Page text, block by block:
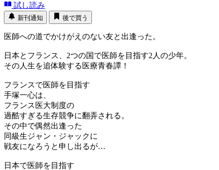
試し読み
新刊通知 後で買う
医師への道でかけがえのない友と出逢った。
日本とフランス、2つの国で医師を目指す2人の少年。
その人生を追体験する医療青春譚！
フランスで医師を目指す
手塚一心は、
フランス医大制度の
過酷すぎる生存競争に翻弄される。
その中で偶然出逢った
同級生ジャン・ジャックに
戦友になろうと申し出るが…
日本で医師を目指す